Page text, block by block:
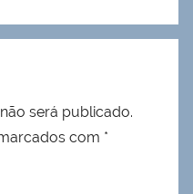
será publicado.
com *